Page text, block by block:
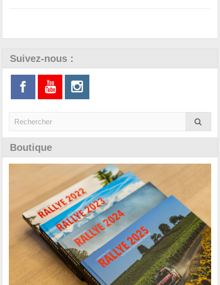
Suivez-nous :
Boutique